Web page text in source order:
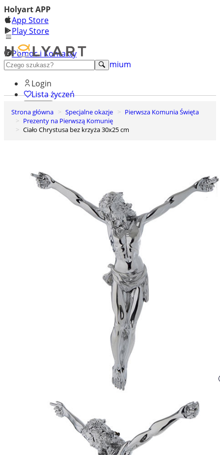
Holyart APP
App Store
Play Store
Pomoc i Kontakty
+48 222 922 860
Odkryj premium
Login
Lista życzeń
0
Koszyk
Strona główna Specjalne okazje
Pierwsza Komunia Święta
Prezenty na Pierwszą Komunię
Ciało Chrystusa bez krzyża 30x25 cm